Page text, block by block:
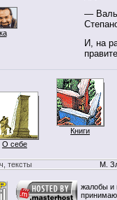
—
И, на
О себе
Книги
тексты М.
жалобы и